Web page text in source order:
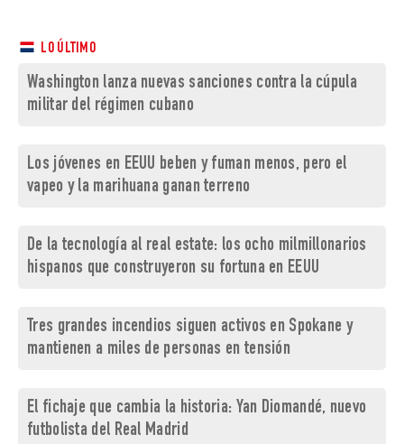
LO ÚLTIMO
Washington lanza nuevas sanciones contra la cúpula
militar del régimen cubano
Los jóvenes en EEUU beben y fuman menos, pero el
vapeo y la marihuana ganan terreno
De la tecnología al real estate: los ocho milmillonarios
hispanos que construyeron su fortuna en EEUU
Tres grandes incendios siguen activos en Spokane y
mantienen a miles de personas en tensión
El fichaje que cambia la historia: Yan Diomandé, nuevo
futbolista del Real Madrid